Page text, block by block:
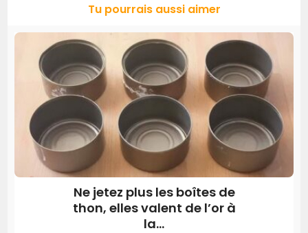
Tu pourrais aussi aimer
Ne jetez plus les boîtes de
thon, elles valent de l’or à
la...